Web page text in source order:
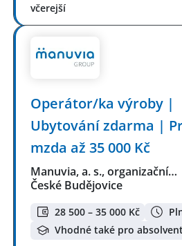
včerejší
Operátor/ka výroby |
Ubytování zdarma |
mzda až 35 000 Kč
Manuvia, a. s., organizační…
České Budějovice
28 500 – 35 000 Kč
Vhodné také pro